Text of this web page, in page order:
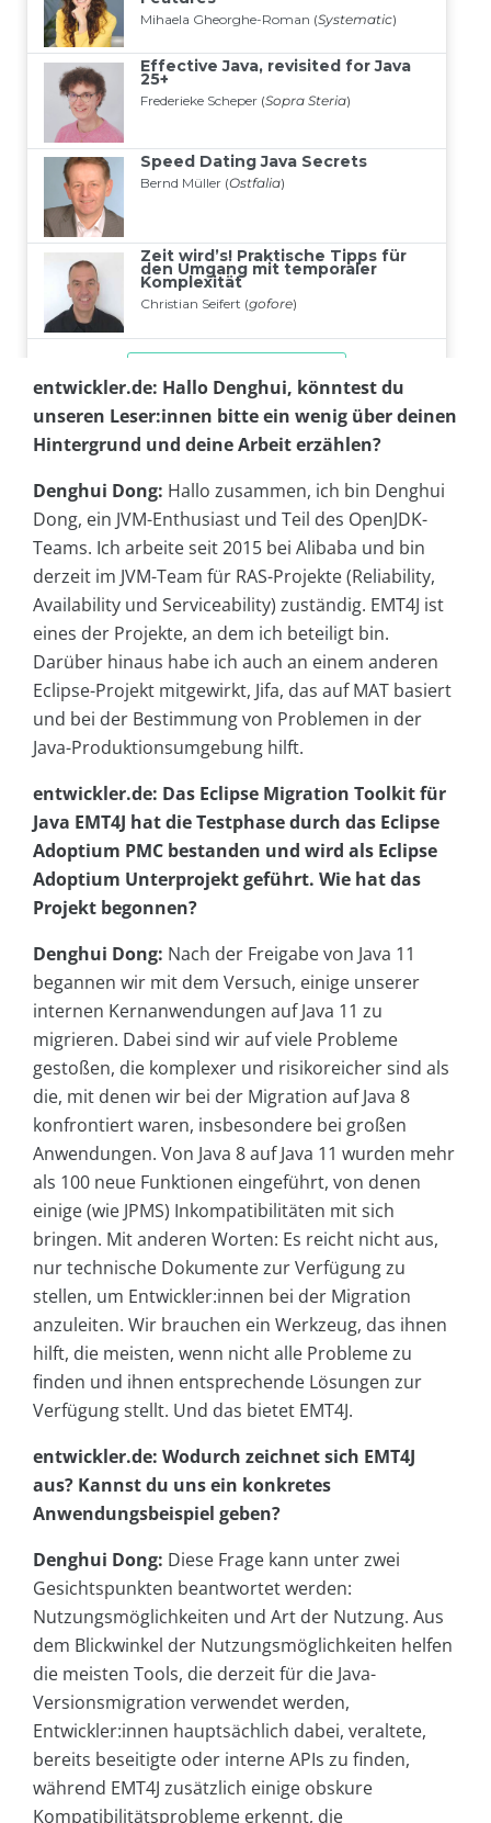
entwickler.de: Hallo Denghui, könntest du
unseren Leser:innen bitte ein wenig über deinen
Hintergrund und deine Arbeit erzählen?
Denghui Dong: Hallo zusammen, ich bin Denghui
Dong, ein JVM-Enthusiast und Teil des OpenJDK-
Teams. Ich arbeite seit 2015 bei Alibaba und bin
derzeit im JVM-Team für RAS-Projekte (Reliability,
Availability und Serviceability) zuständig. EMT4J ist
eines der Projekte, an dem ich beteiligt bin.
Darüber hinaus habe ich auch an einem anderen
Eclipse-Projekt mitgewirkt, Jifa, das auf MAT basiert
und bei der Bestimmung von Problemen in der
Java-Produktionsumgebung hilft.
entwickler.de: Das Eclipse Migration Toolkit für
Java EMT4J hat die Testphase durch das Eclipse
Adoptium PMC bestanden und wird als Eclipse
Adoptium Unterprojekt geführt. Wie hat das
Projekt begonnen?
Denghui Dong: Nach der Freigabe von Java 11
begannen wir mit dem Versuch, einige unserer
internen Kernanwendungen auf Java 11 zu
migrieren. Dabei sind wir auf viele Probleme
gestoßen, die komplexer und risikoreicher sind als
die, mit denen wir bei der Migration auf Java 8
konfrontiert waren, insbesondere bei großen
Anwendungen. Von Java 8 auf Java 11 wurden mehr
als 100 neue Funktionen eingeführt, von denen
einige (wie JPMS) Inkompatibilitäten mit sich
bringen. Mit anderen Worten: Es reicht nicht aus,
nur technische Dokumente zur Verfügung zu
stellen, um Entwickler:innen bei der Migration
anzuleiten. Wir brauchen ein Werkzeug, das ihnen
hilft, die meisten, wenn nicht alle Probleme zu
finden und ihnen entsprechende Lösungen zur
Verfügung stellt. Und das bietet EMT4J.
entwickler.de: Wodurch zeichnet sich EMT4J
aus? Kannst du uns ein konkretes
Anwendungsbeispiel geben?
Denghui Dong: Diese Frage kann unter zwei
Gesichtspunkten beantwortet werden:
Nutzungsmöglichkeiten und Art der Nutzung. Aus
dem Blickwinkel der Nutzungsmöglichkeiten helfen
die meisten Tools, die derzeit für die Java-
Versionsmigration verwendet werden,
Entwickler:innen hauptsächlich dabei, veraltete,
bereits beseitigte oder interne APIs zu finden,
während EMT4J zusätzlich einige obskure
Kompatibilitätsprobleme erkennt, die